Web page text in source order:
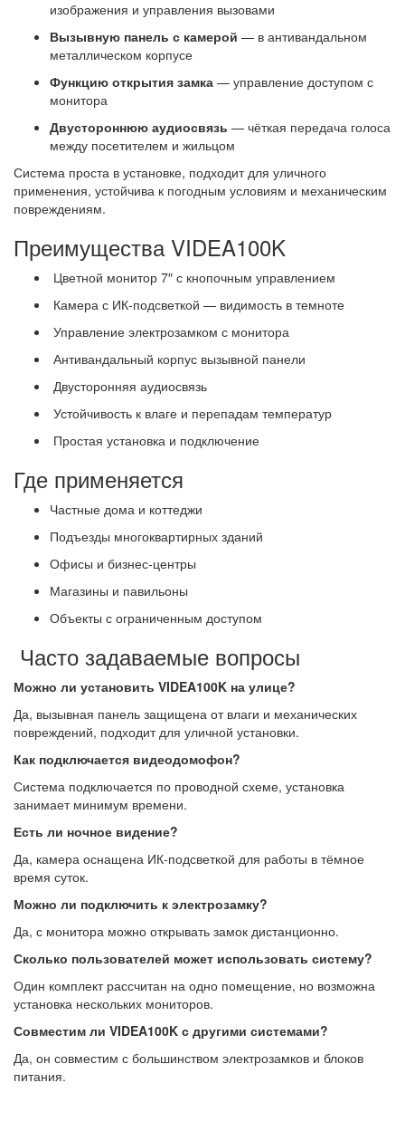
изображения и управления вызовами
Вызывную панель с камерой — в антивандальном
металлическом корпусе
Функцию открытия замка — управление доступом с
монитора
Двустороннюю аудиосвязь — чёткая передача голоса
между посетителем и жильцом
Система проста в установке, подходит для уличного
применения, устойчива к погодным условиям и механическим
повреждениям.
Преимущества VIDEA100K
Цветной монитор 7″ с кнопочным управлением
Камера с ИК-подсветкой — видимость в темноте
Управление электрозамком с монитора
Антивандальный корпус вызывной панели
Двусторонняя аудиосвязь
Устойчивость к влаге и перепадам температур
Простая установка и подключение
Где применяется
Частные дома и коттеджи
Подъезды многоквартирных зданий
Офисы и бизнес-центры
Магазины и павильоны
Объекты с ограниченным доступом
Часто задаваемые вопросы
Можно ли установить VIDEA100K на улице?
Да, вызывная панель защищена от влаги и механических
повреждений, подходит для уличной установки.
Как подключается видеодомофон?
Система подключается по проводной схеме, установка
занимает минимум времени.
Есть ли ночное видение?
Да, камера оснащена ИК-подсветкой для работы в тёмное
время суток.
Можно ли подключить к электрозамку?
Да, с монитора можно открывать замок дистанционно.
Сколько пользователей может использовать систему?
Один комплект рассчитан на одно помещение, но возможна
установка нескольких мониторов.
Совместим ли VIDEA100K с другими системами?
Да, он совместим с большинством электрозамков и блоков
питания.